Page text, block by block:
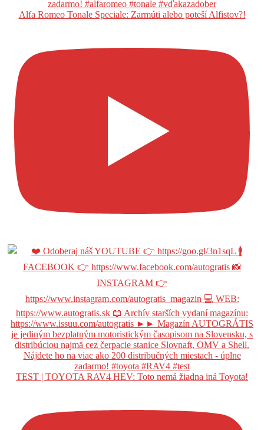
Alfa Romeo Tonale Speciale: Zarmúti alebo poteší Alfistov?!
TEST | TOYOTA RAV4 HEV: Toto nemá žiadna iná Toyota!